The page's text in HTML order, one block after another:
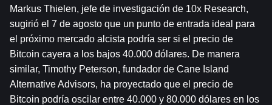
Markus Thielen, jefe de investigación de 10x Research,
sugirió el 7 de agosto que un punto de entrada ideal para
el próximo mercado alcista podría ser si el precio de
Bitcoin cayera a los bajos 40.000 dólares. De manera
similar, Timothy Peterson, fundador de Cane Island
Alternative Advisors, ha proyectado que el precio de
Bitcoin podría oscilar entre 40.000 y 80.000 dólares en los